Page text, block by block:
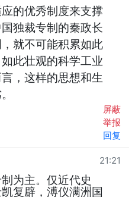
的优秀制度来支撑
独裁专制的秦政长
就不可能积累如此
此壮观的科学工业
，这样的思想和生
屏蔽
举报
回复
21:21
为主。仅近代史
复辟，溥仪满洲国